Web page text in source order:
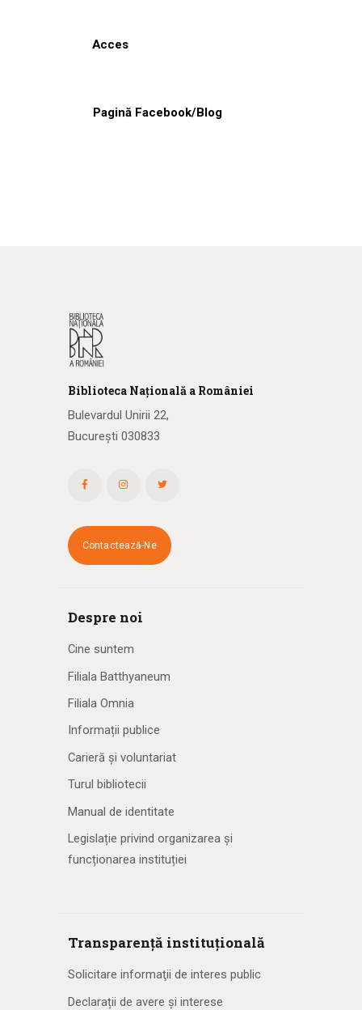
Acces
Pagină Facebook/Blog
Biblioteca Națională a României
Bulevardul Unirii 22,
București 030833
Contactează-Ne
Despre noi
Cine suntem
Filiala Batthyaneum
Filiala Omnia
Informații publice
Carieră și voluntariat
Turul bibliotecii
Manual de identitate
Legislație privind organizarea și
funcționarea instituției
Transparență instituțională
Solicitare informaţii de interes public
Declarații de avere și interese